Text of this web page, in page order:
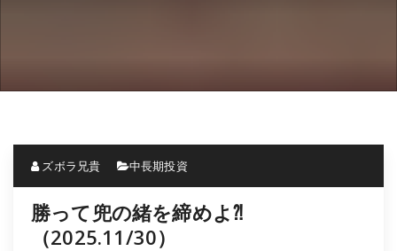
ズボラ兄貴 中長期投資
勝って兜の緒を締めよ⁈
（2025.11/30）